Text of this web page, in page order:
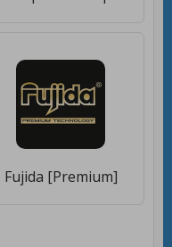
Fujida [Premium]